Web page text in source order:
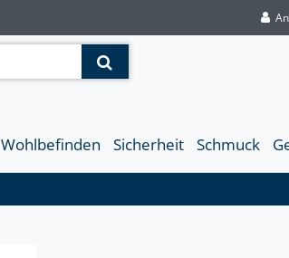
Wohlbefinden Sicherheit Schmuck